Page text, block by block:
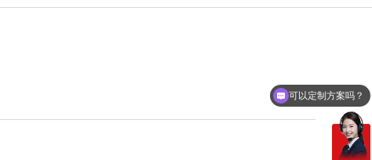
可以定制方案吗？